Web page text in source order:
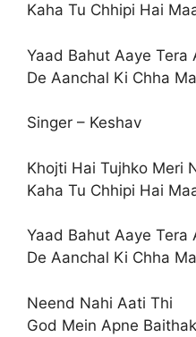
Kaha Tu Chhipi Hai
Yaad Bahut Aaye Tera
De Aanchal Ki Chha
Singer – Keshav
Khojti Hai Tujhko Meri
Kaha Tu Chhipi Hai
Yaad Bahut Aaye Tera
De Aanchal Ki Chha
Neend Nahi Aati Thi
God Mein Apne